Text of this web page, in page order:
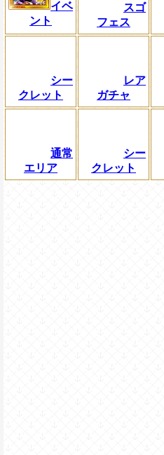
イベ
ント
スゴ
フェス
シー
クレット
レア
ガチャ
通常
エリア
シー
クレット